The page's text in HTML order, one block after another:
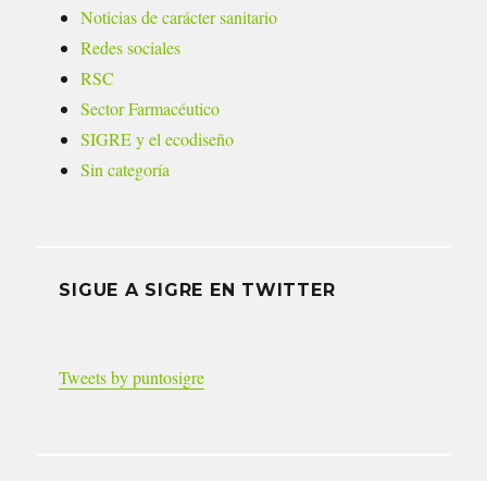
Noticias de carácter sanitario
Redes sociales
RSC
Sector Farmacéutico
SIGRE y el ecodiseño
Sin categoría
SIGUE A SIGRE EN TWITTER
Tweets by puntosigre